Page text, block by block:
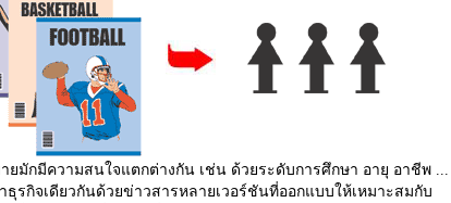
ยมักมีความสนใจแตกต่างกัน เช่น ด้วยระดับการศึกษา อายุ อาชีพ ...
รกิจเดียวกันด้วยข่าวสารหลายเวอร์ชันที่ออกแบบให้เหมาะสมกับ